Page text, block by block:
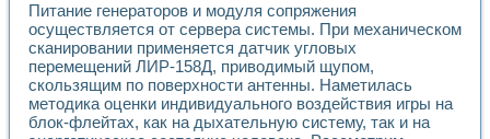
Модельно-измерительный комплекс. Назначение. Состав.
Использование технологий NATIONAL INSTRUMENTS
Учебный практикум "Спектральный и корреляционный
Учебный стенд для исследования принципа действия
Оборудование и программное обеспечение учебных
Виртуальный лабораторный практикум для изучения
Питание генераторов и модуля сопряжения
осуществляется от сервера системы. При механическом
сканировании применяется датчик угловых
перемещений ЛИР-158Д, приводимый щупом,
скользящим по поверхности антенны. Наметилась
методика оценки индивидуального воздействия игры на
блок-флейтах, как на дыхательную систему, так и на